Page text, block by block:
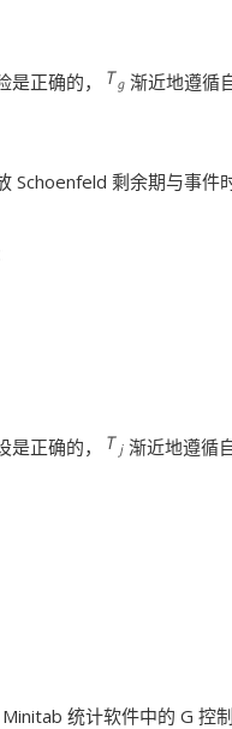
是正确的， 渐近地遵循
Schoenfeld 剩余期与事件
是正确的， 渐近地遵循
统计软件中的 G 控